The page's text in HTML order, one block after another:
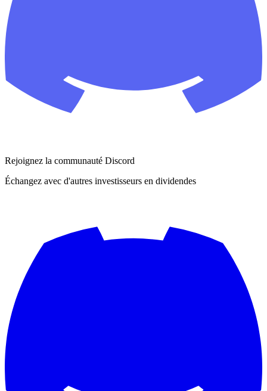
Rejoignez la communauté Discord
Échangez avec d'autres investisseurs en dividendes